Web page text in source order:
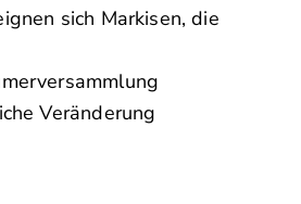
sich Markisen, die
Veränderung